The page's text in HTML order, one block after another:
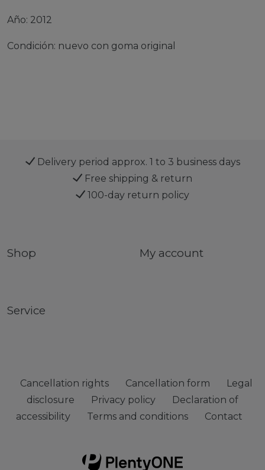
Año: 2012
Condición: nuevo con goma original
Delivery period approx. 1 to 3 business days
Free shipping & return
100-day return policy
Shop My account
Service
Cancellation rights Cancellation form
Legal
disclosure
Privacy policy
Declaration of
accessibility
Terms and conditions Contact